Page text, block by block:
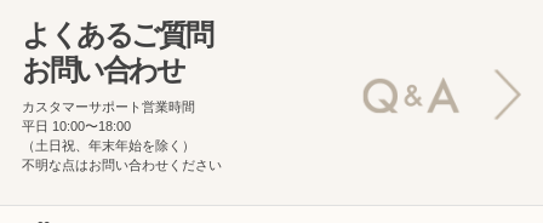
よくあるご質問
お問い合わせ
カスタマーサポート営業時間
平日 10:00〜18:00
（土日祝、年末年始を除く）
不明な点はお問い合わせください